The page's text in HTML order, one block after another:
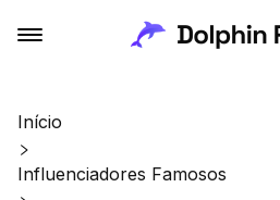
Início
Influenciadores Famosos